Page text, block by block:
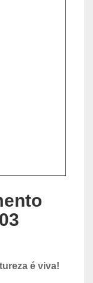
é viva!